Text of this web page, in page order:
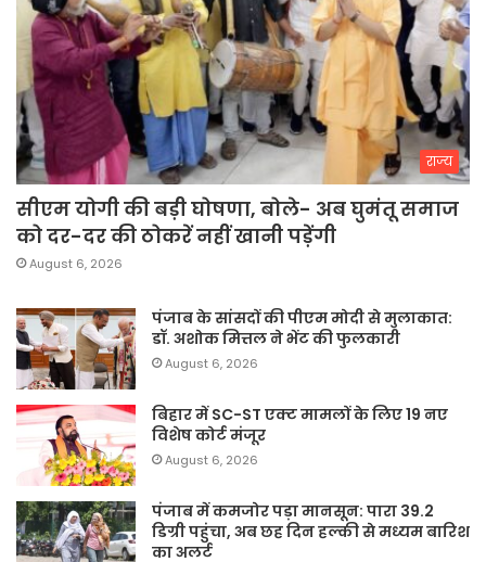
राज्य
सीएम योगी की बड़ी घोषणा, बोले- अब घुमंतू समाज
को दर-दर की ठोकरें नहीं खानी पड़ेंगी
August 6, 2026
पंजाब के सांसदों की पीएम मोदी से मुलाकात:
डॉ. अशोक मित्तल ने भेंट की फुलकारी
August 6, 2026
बिहार में SC-ST एक्ट मामलों के लिए 19 नए
विशेष कोर्ट मंजूर
August 6, 2026
पंजाब में कमजोर पड़ा मानसून: पारा 39.2
डिग्री पहुंचा, अब छह दिन हल्की से मध्यम बारिश
का अलर्ट